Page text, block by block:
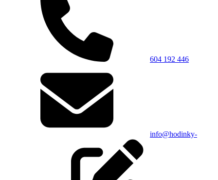
604 192 446
info@hodinky-